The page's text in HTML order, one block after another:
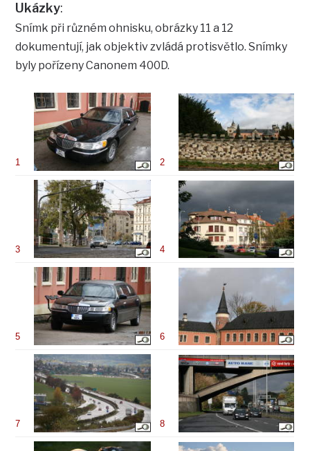
Ukázky:
Snímk při různém ohnisku, obrázky 11 a 12
dokumentují, jak objektiv zvládá protisvětlo. Snímky
byly pořízeny Canonem 400D.
1 2
3 4
5 6
7 8